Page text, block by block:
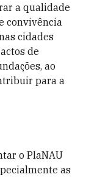
a qualidade
convivência
cidades
de
ao
para a
o PlaNAU
as